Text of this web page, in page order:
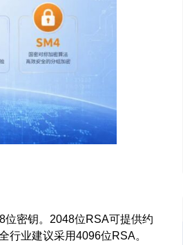
位密钥。2048位RSA可提供约
行业建议采用4096位RSA。